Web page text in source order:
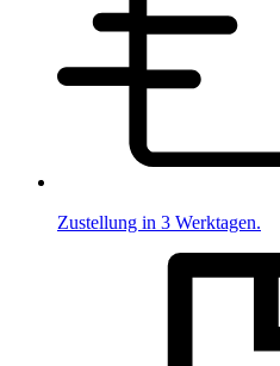
Zustellung in 3 Werktagen.